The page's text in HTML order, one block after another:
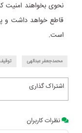
نحوی بخواهند امنیت
قاطع خواهد داشت و
است.
محمدجعفر عبدالهی
اشتراک گذاری
نظرات کاربران